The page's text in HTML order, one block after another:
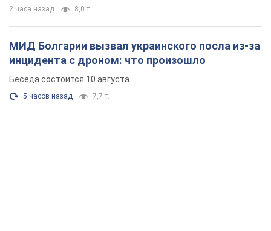
2 часа назад 8,0 т.
МИД Болгарии вызвал украинского посла из-за
инцидента с дроном: что произошло
Беседа состоится 10 августа
5 часов назад 7,7 т.